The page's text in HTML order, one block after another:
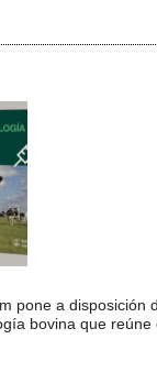
pone a disposición
bovina que reúne